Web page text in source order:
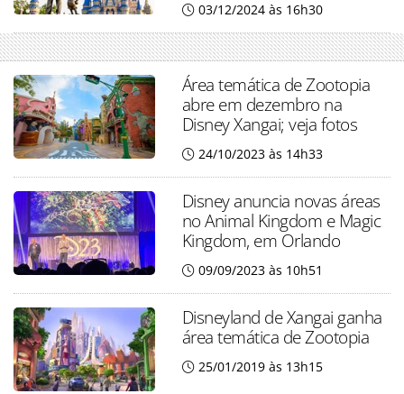
03/12/2024 às 16h30
Área temática de Zootopia
abre em dezembro na
Disney Xangai; veja fotos
24/10/2023 às 14h33
Disney anuncia novas áreas
no Animal Kingdom e Magic
Kingdom, em Orlando
09/09/2023 às 10h51
Disneyland de Xangai ganha
área temática de Zootopia
25/01/2019 às 13h15